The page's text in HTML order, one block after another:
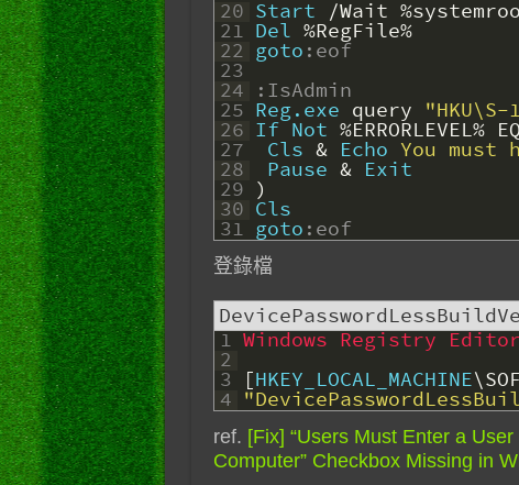
20
21
22
23
24
25
26
27
28
29
30
31
Start /Wait
Del %RegFile%
goto:eof
:IsAdmin
Reg.exe query
If Not %ERRORLEVEL%
Cls & Echo You
Pause & Exit
)
Cls
goto:eof
登錄檔
1
2
3
4
Windows Registry
[HKEY_LOCAL_MACHINE
ref. [Fix] “Users Must Enter a
Computer” Checkbox Missing in